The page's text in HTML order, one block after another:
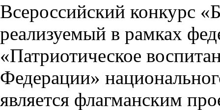
Всероссийский конкурс
реализуемый в рамках
«Патриотическое
Федерации»
является флагманским